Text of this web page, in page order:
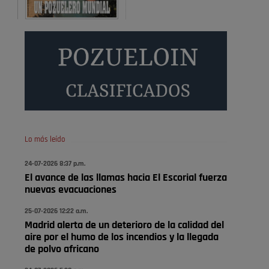
A ver si es posible que haya vivienda para familias con
Pozuelo desbloquea
definitivamente Huerta
Grande: las obras …
Donde pueden inscribirse las personas empadronados
Pozuelo de Alarcón
definitivamente Huerta
Grande: las obras …
También pienso que si no fuéramos tan sucios no haría
falta denunciar nada
Pozuelo de Alarcón
Quejas por el deterioro de
Lo más leído
24-07-2026 8:37 p.m.
El avance de las llamas hacia El Escorial fuerza
nuevas evacuaciones
25-07-2026 12:22 a.m.
Madrid alerta de un deterioro de la calidad del
aire por el humo de los incendios y la llegada
de polvo africano